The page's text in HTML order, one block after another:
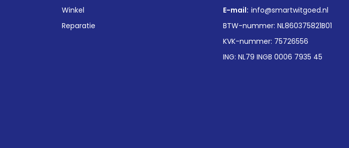
Winkel
Reparatie
E-mail: info@smartwitgoed.nl
BTW-nummer: NL860375821B01
KVK-nummer: 75726556
ING: NL79 INGB 0006 7935 45